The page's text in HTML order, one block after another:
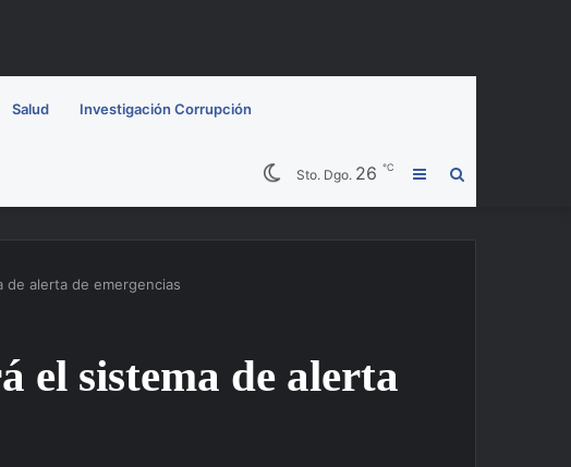
Salud Investigación Corrupción
Barra
Sto. Dgo. 26 ℃
de alerta de emergencias
el sistema de alerta